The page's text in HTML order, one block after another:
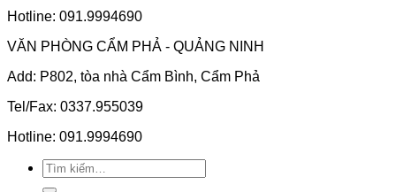
Hotline: 091.9994690
VĂN PHÒNG CẨM PHẢ - QUẢNG NINH
Add: P802, tòa nhà Cẩm Bình, Cẩm Phả
Tel/Fax: 0337.955039
Hotline: 091.9994690
Tìm
kiếm: